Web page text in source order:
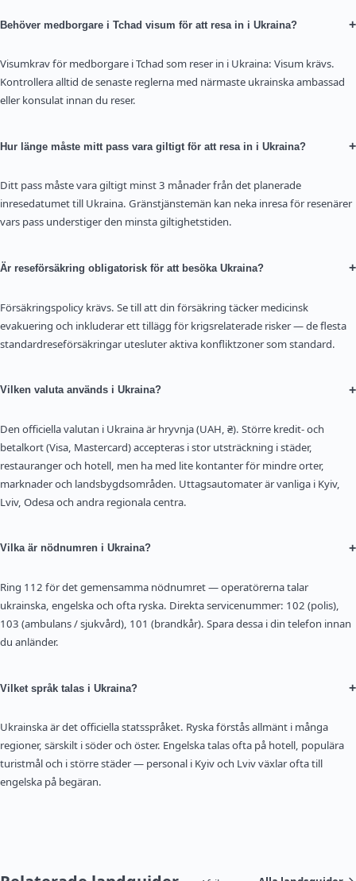
Behöver medborgare i Tchad visum för att resa in i Ukraina? +
Visumkrav för medborgare i Tchad som reser in i Ukraina: Visum krävs.
Kontrollera alltid de senaste reglerna med närmaste ukrainska ambassad
eller konsulat innan du reser.
Hur länge måste mitt pass vara giltigt för att resa in i Ukraina? +
Ditt pass måste vara giltigt minst 3 månader från det planerade
inresedatumet till Ukraina. Gränstjänstemän kan neka inresa för resenärer
vars pass understiger den minsta giltighetstiden.
Är reseförsäkring obligatorisk för att besöka Ukraina? +
Försäkringspolicy krävs. Se till att din försäkring täcker medicinsk
evakuering och inkluderar ett tillägg för krigsrelaterade risker — de flesta
standardreseförsäkringar utesluter aktiva konfliktzoner som standard.
Vilken valuta används i Ukraina? +
Den officiella valutan i Ukraina är hryvnja (UAH, ₴). Större kredit- och
betalkort (Visa, Mastercard) accepteras i stor utsträckning i städer,
restauranger och hotell, men ha med lite kontanter för mindre orter,
marknader och landsbygdsområden. Uttagsautomater är vanliga i Kyiv,
Lviv, Odesa och andra regionala centra.
Vilka är nödnumren i Ukraina? +
Ring 112 för det gemensamma nödnumret — operatörerna talar
ukrainska, engelska och ofta ryska. Direkta servicenummer: 102 (polis),
103 (ambulans / sjukvård), 101 (brandkår). Spara dessa i din telefon innan
du anländer.
Vilket språk talas i Ukraina? +
Ukrainska är det officiella statsspråket. Ryska förstås allmänt i många
regioner, särskilt i söder och öster. Engelska talas ofta på hotell, populära
turistmål och i större städer — personal i Kyiv och Lviv växlar ofta till
engelska på begäran.